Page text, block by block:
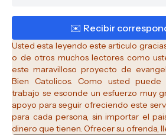
Usted esta leyendo este articulo
o de otros muchos lectores como
este maravilloso proyecto de
Bien Catolicos.Como usted puede
trabajo se esconde un esfuerzo muy
apoyo para seguir ofreciendo este
para cada persona, sin importar el
dinero que tienen. Ofrecer su ofrenda,